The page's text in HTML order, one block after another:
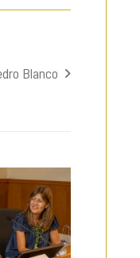
Blanco